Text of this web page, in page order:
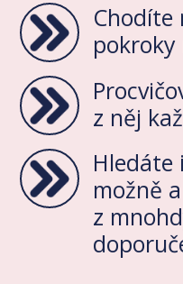
Chodíte
pokroky
z něj
Hledáte
možně
z